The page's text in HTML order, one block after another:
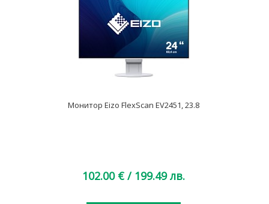
Монитор Eizo FlexScan EV2451, 23.8
102.00 € / 199.49 лв.